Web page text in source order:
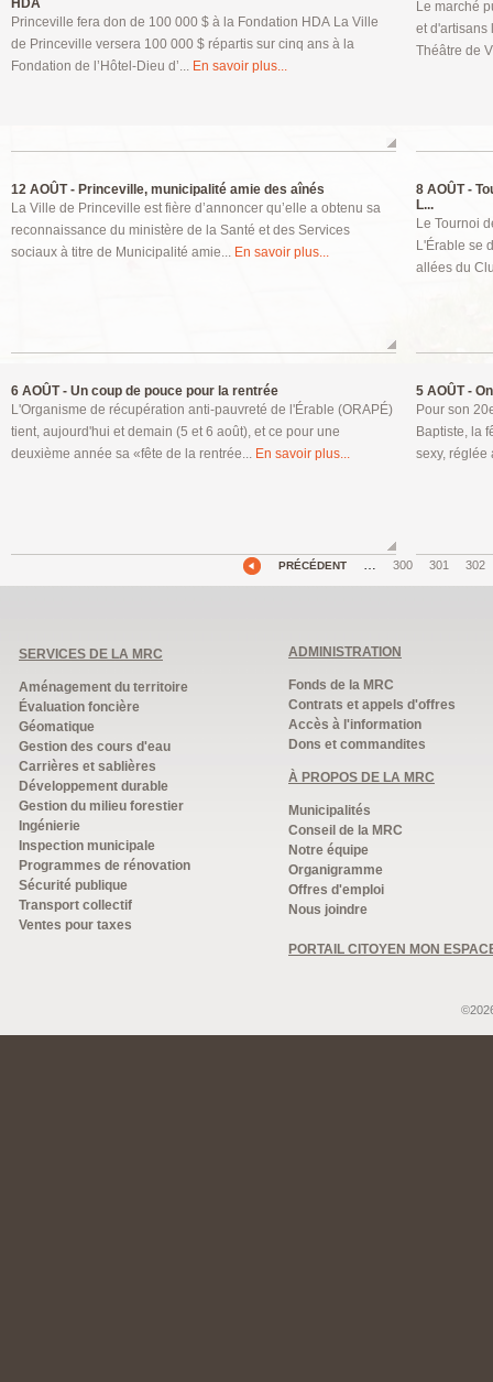
HDA
Princeville fera don de 100 000 $ à la Fondation HDA La Ville
de Princeville versera 100 000 $ répartis sur cinq ans à la
Fondation de l’Hôtel-Dieu d’... En savoir plus...
Le marché
et d'artisans
Théâtre de
12 AOÛT - Princeville, municipalité amie des aînés
La Ville de Princeville est fière d’annoncer qu’elle a obtenu sa
reconnaissance du ministère de la Santé et des Services
sociaux à titre de Municipalité amie... En savoir plus...
8 AOÛT -
L...
Le Tournoi
L'Érable se
allées du
6 AOÛT - Un coup de pouce pour la rentrée
L'Organisme de récupération anti-pauvreté de l'Érable (ORAPÉ)
tient, aujourd'hui et demain (5 et 6 août), et ce pour une
deuxième année sa «fête de la rentrée... En savoir plus...
5 AOÛT -
Pour son
Baptiste, la
sexy, réglée
PRÉCÉDENT … 300 301 302
SERVICES DE LA MRC
Aménagement du territoire
Évaluation foncière
Géomatique
Gestion des cours d'eau
Carrières et sablières
Développement durable
Gestion du milieu forestier
Ingénierie
Inspection municipale
Programmes de rénovation
Sécurité publique
Transport collectif
Ventes pour taxes
ADMINISTRATION
Fonds de la MRC
Contrats et appels d'offres
Accès à l'information
Dons et commandites
À PROPOS DE LA MRC
Municipalités
Conseil de la MRC
Notre équipe
Organigramme
Offres d'emploi
Nous joindre
PORTAIL CITOYEN MON